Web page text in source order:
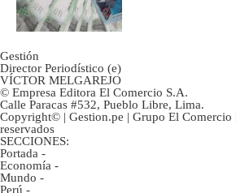
Gestión
Director Periodístico (e)
VÍCTOR MELGAREJO
© Empresa Editora El Comercio S.A.
Calle Paracas #532, Pueblo Libre, Lima.
Copyright© | Gestion.pe | Grupo El Comercio
reservados
SECCIONES:
Portada -
Economía -
Mundo -
Perú -